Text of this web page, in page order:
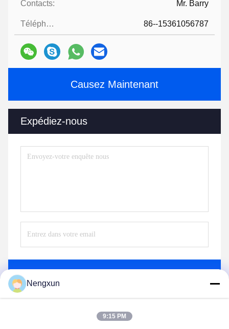
Contacts: Mr. Barry
Téléphone: 86--15361056787
Causez Maintenant
Expédiez-nous
Nengxun
9:15 PM